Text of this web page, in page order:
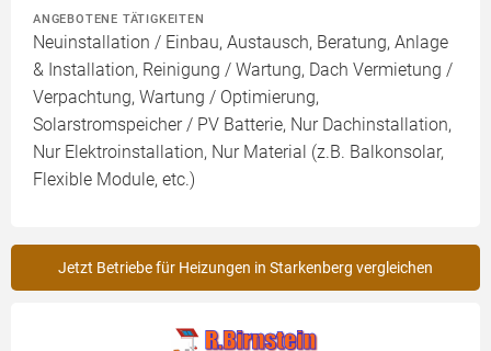
ANGEBOTENE TÄTIGKEITEN
Neuinstallation / Einbau, Austausch, Beratung, Anlage
& Installation, Reinigung / Wartung, Dach Vermietung /
Verpachtung, Wartung / Optimierung,
Solarstromspeicher / PV Batterie, Nur Dachinstallation,
Nur Elektroinstallation, Nur Material (z.B. Balkonsolar,
Flexible Module, etc.)
Jetzt Betriebe für Heizungen in Starkenberg vergleichen